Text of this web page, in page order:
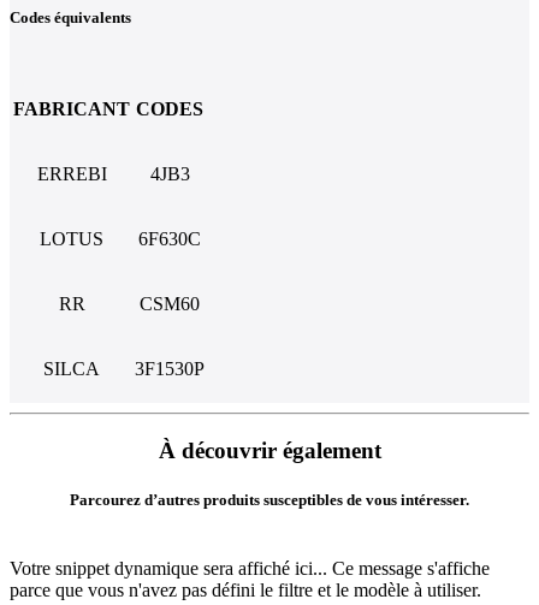
Codes équivalents
FABRICANT CODES
ERREBI 4JB3
LOTUS 6F630C
RR CSM60
SILCA 3F1530P
À découvrir également
Parcourez d’autres produits susceptibles de vous intéresser.
Votre snippet dynamique sera affiché ici... Ce message s'affiche
parce que vous n'avez pas défini le filtre et le modèle à utiliser.